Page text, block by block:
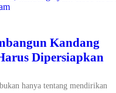
Kandang
Dipersiapkan
hanya tentang mendirikan